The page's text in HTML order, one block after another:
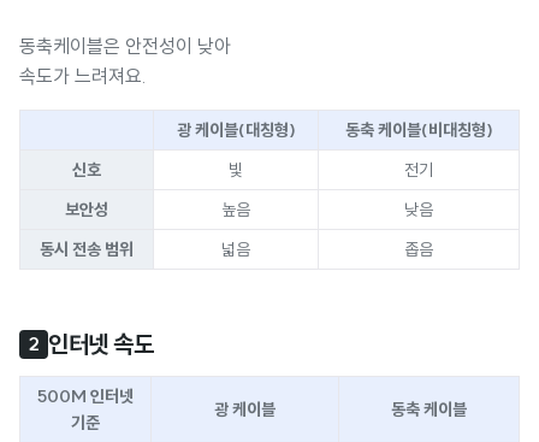
동축케이블은 안전성이 낮아
속도가 느려져요.
광 케이블(대칭형)
동축 케이블(비대칭형)
신호
빛
전기
보안성
높음
낮음
동시 전송 범위
넓음 좁음
2 인터넷 속도
500M 인터넷
기준
광 케이블 동축 케이블